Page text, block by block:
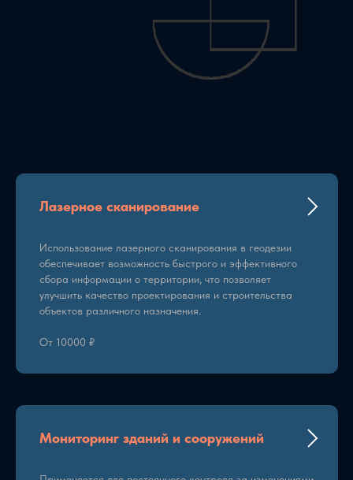
Лазерное сканирование
Использование лазерного сканирования в геодезии
обеспечивает возможность быстрого и эффективного
сбора информации о территории, что позволяет
улучшить качество проектирования и строительства
объектов различного назначения.
От 10000 ₽
Мониторинг зданий и сооружений